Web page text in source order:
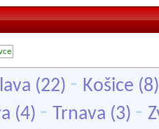
(22) - Košice
(4) - Trnava (3) -